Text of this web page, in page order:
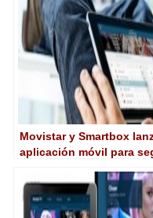
Movistar y Smartbox
aplicación móvil para